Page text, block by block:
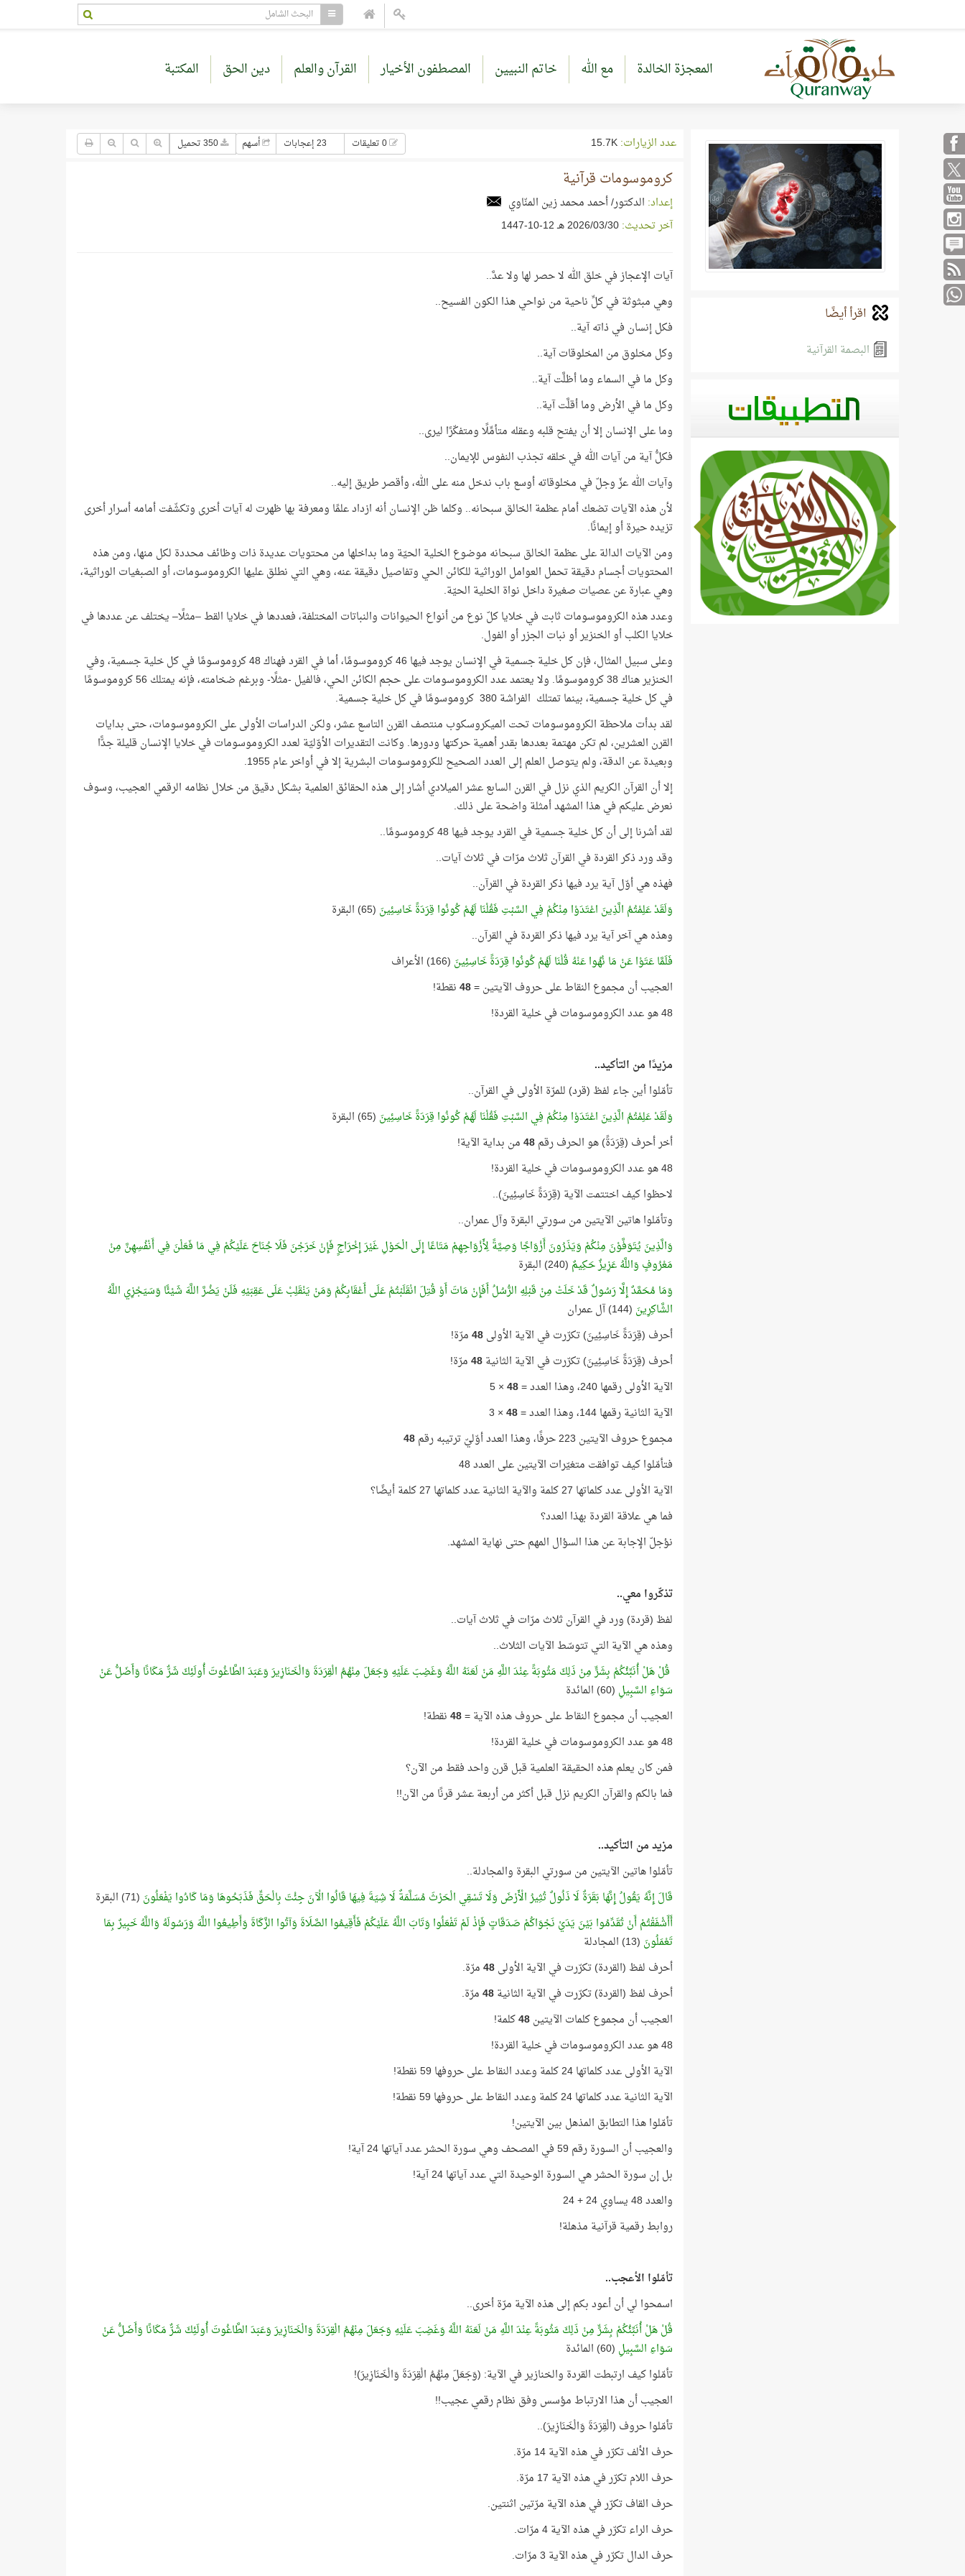
المعجزة الخالدة مع الله خاتم النبيين المصطفون الأخيار القرآن والعلم دين الحق المكتبة
اقرأ أيضًا
البصمة القرآنية
عدد الزيارات: 23 إعجابات أسهم
كروموسومات قرآنية
إعداد: الدكتور/ أحمد محمد زين المنّاوي
آخر تحديث:30‏/03‏/2026 هـ 12-10-1447
آيات الإعجاز في خلق الله لا حصر لها ولا عدَّ..
وهي مبثوثة في كلِّ ناحية من نواحي هذا الكون الفسيح..
فكل إنسان في ذاته آية..
وكل مخلوق من المخلوقات آية..
وكل ما في السماء وما أظلَّت آية..
وكل ما في الأرض وما أقلَّت آية..
وما على الإنسان إلا أن يفتح قلبه وعقله متأمِّلًا ومتفكّرًا ليرى..
فكلُّ آية من آيات الله في خلقه تجذب النفوس للإيمان..
وآيات الله عزّ وجلّ في مخلوقاته أوسع باب ندخل منه على الله، وأقصر طريق إليه..
لأن هذه الآيات تضعك أمام عظمة الخالق سبحانه.. وكلما ظن الإنسان أنه ازداد علمًا ومعرفة بها ظهرت له آيات أخرى وتكشّفت أمامه أسرار أخرى
تزيده حيرة أو إيمانًا.
ومن الآيات الدالة على عظمة الخالق سبحانه موضوع الخلية الحيّة وما بداخلها من محتويات عديدة ذات وظائف محددة لكل منها، ومن هذه
المحتويات أجسام دقيقة تحمل العوامل الوراثية للكائن الحي وتفاصيل دقيقة عنه، وهي التي نطلق عليها الكروموسومات، أو الصبغيات الوراثية،
وهي عبارة عن عصيات صغيرة داخل نواة الخلية الحيّة.
وعدد هذه الكروموسومات ثابت في خلايا كلّ نوع من أنواع الحيوانات والنباتات المختلفة، فعددها في خلايا القط –مثلًا– يختلف عن عددها في
خلايا الكلب أو الخنزير أو نبات الجزر أو الفول.
وعلى سبيل المثال، فإن كل خلية جسمية في الإنسان يوجد فيها 46 كروموسومًا، أما في القرد فهناك 48 كروموسومًا في كل خلية جسمية، وفي
الخنزير هناك 38 كروموسومًا. ولا يعتمد عدد الكروموسومات على حجم الكائن الحي، فالفيل -مثلًا- وبرغم ضخامته، فإنه يمتلك 56 كروموسومًا
في كل خلية جسمية، بينما تمتلك الفراشة380 كروموسومًا في كل خلية جسمية.
لقد بدأت ملاحظة الكروموسومات تحت الميكروسكوب منتصف القرن التاسع عشر، ولكن الدراسات الأولى على الكروموسومات، حتى بدايات
القرن العشرين، لم تكن مهتمة بعددها بقدر أهمية حركتها ودورها. وكانت التقديرات الأوّليّة لعدد الكروموسومات في خلايا الإنسان قليلة جدًّا
وبعيدة عن الدقة، ولم يتوصل العلم إلى العدد الصحيح للكروموسومات البشرية إلا في أواخر عام 1955.
إلا أن القرآن الكريم الذي نزل في القرن السابع عشر الميلادي أشار إلى هذه الحقائق العلمية بشكل دقيق من خلال نظامه الرقمي العجيب، وسوف
نعرض عليكم في هذا المشهد أمثلة واضحة على ذلك.
لقد أشرنا إلى أن كل خلية جسمية في القرد يوجد فيها 48 كروموسومًا..
وقد ورد ذكر القردة في القرآن ثلاث مرّات في ثلاث آيات..
فهذه هي أوّل آية يرد فيها ذكر القردة في القرآن..
وَلَقَدْ عَلِمْتُمُ الَّذِينَ اعْتَدَوْا مِنْكُمْ فِي السَّبْتِ فَقُلْنَا لَهُمْ كُونُوا قِرَدَةً خَاسِئِينَ (65) البقرة
وهذه هي آخر آية يرد فيها ذكر القردة في القرآن..
فَلَمَّا عَتَوْا عَنْ مَا نُهُوا عَنْهُ قُلْنَا لَهُمْ كُونُوا قِرَدَةً خَاسِئِينَ (166) الأعراف
العجيب أن مجموع النقاط على حروف الآيتين =48نقطة!
48 هو عدد الكروموسومات في خلية القردة!
مزيدًا من التأكيد..
تأمّلوا أين جاء لفظ (قرد) للمرّة الأولى في القرآن..
وَلَقَدْ عَلِمْتُمُ الَّذِينَ اعْتَدَوْا مِنْكُمْ فِي السَّبْتِ فَقُلْنَا لَهُمْ كُونُوا قِرَدَةً خَاسِئِينَ (65) البقرة
أخر أحرف (قِرَدَةً) هو الحرف رقم48من بداية الآية!
48 هو عدد الكروموسومات في خلية القردة!
لاحظوا كيف اختتمت الآية (قِرَدَةً خَاسِئِينَ)..
وتأمّلوا هاتين الآيتين من سورتي البقرة وآل عمران..
وَالَّذِينَ يُتَوَفَّوْنَ مِنْكُمْ وَيَذَرُونَ أَزْوَاجًا وَصِيَّةً لِأَزْوَاجِهِمْ مَتَاعًا إِلَى الْحَوْلِ غَيْرَ إِخْرَاجٍ فَإِنْ خَرَجْنَ فَلَا جُنَاحَ عَلَيْكُمْ فِي مَا فَعَلْنَ فِي أَنْفُسِهِنَّ مِنْ
مَعْرُوفٍ وَاللَّهُ عَزِيزٌ حَكِيمٌ (240) البقرة
وَمَا مُحَمَّدٌ إِلَّا رَسُولٌ قَدْ خَلَتْ مِنْ قَبْلِهِ الرُّسُلُ أَفَإِنْ مَاتَ أَوْ قُتِلَ انْقَلَبْتُمْ عَلَى أَعْقَابِكُمْ وَمَنْ يَنْقَلِبْ عَلَى عَقِبَيْهِ فَلَنْ يَضُرَّ اللَّهَ شَيْئًا وَسَيَجْزِي اللَّهُ
الشَّاكِرِينَ (144) آل عمران
أحرف (قِرَدَةً خَاسِئِينَ) تكرّرت في الآية الأولى48مرّة!
أحرف (قِرَدَةً خَاسِئِينَ) تكرّرت في الآية الثانية48مرّة!
الآية الأولى رقمها 240، وهذا العدد =
48
× 5
الآية الثانية رقمها 144، وهذا العدد =
48
× 3
مجموع حروف الآيتين 223 حرفًا، وهذا العدد أوّليّ ترتيبه رقم
48
فتأمّلوا كيف توافقت متغيّرات الآيتين على العدد 48
الآية الأولى عدد كلماتها 27 كلمة والآية الثانية عدد كلماتها 27 كلمة أيضًا؟
فما هي علاقة القردة بهذا العدد؟
نؤجلّ الإجابة عن هذا السؤال المهم حتى نهاية المشهد.
تذكّروا معي..
لفظ (قردة) ورد في القرآن ثلاث مرّات في ثلاث آيات..
وهذه هي الآية التي تتوسّط الآيات الثلاث..
قُلْ هَلْ أُنَبِّئُكُمْ بِشَرٍّ مِنْ ذَلِكَ مَثُوبَةً عِنْدَ اللَّهِ مَنْ لَعَنَهُ اللَّهُ وَغَضِبَ عَلَيْهِ وَجَعَلَ مِنْهُمُ الْقِرَدَةَ وَالْخَنَازِيرَ وَعَبَدَ الطَّاغُوتَ أُولَئِكَ شَرٌّ مَكَانًا وَأَضَلُّ عَنْ
سَوَاءِ السَّبِيلِ (60) المائدة
العجيب أن مجموع النقاط على حروف هذه الآية =48نقطة!
48 هو عدد الكروموسومات في خلية القردة!
فمن كان يعلم هذه الحقيقة العلمية قبل قرن واحد فقط من الآن؟
فما بالكم والقرآن الكريم نزل قبل أكثر من أربعة عشر قرنًا من الآن!!
مزيد من التأكيد..
تأمّلوا هاتين الآيتين من سورتي البقرة والمجادلة..
قَالَ إِنَّهُ يَقُولُ إِنَّهَا بَقَرَةٌ لَا ذَلُولٌ تُثِيرُ الْأَرْضَ وَلَا تَسْقِي الْحَرْثَ مُسَلَّمَةٌ لَا شِيَةَ فِيهَا قَالُوا الْآنَ جِئْتَ بِالْحَقِّ فَذَبَحُوهَا وَمَا كَادُوا يَفْعَلُونَ (71) البقرة
أَأَشْفَقْتُمْ أَنْ تُقَدِّمُوا بَيْنَ يَدَيْ نَجْوَاكُمْ صَدَقَاتٍ فَإِذْ لَمْ تَفْعَلُوا وَتَابَ اللَّهُ عَلَيْكُمْ فَأَقِيمُوا الصَّلَاةَ وَآتُوا الزَّكَاةَ وَأَطِيعُوا اللَّهَ وَرَسُولَهُ وَاللَّهُ خَبِيرٌ بِمَا
تَعْمَلُونَ (13) المجادلة
أحرف لفظ (القردة) تكرّرت في الآية الأولى48مرّة.
أحرف لفظ (القردة) تكرّرت في الآية الثانية48مرّة.
العجيب أن مجموع كلمات الآيتين48كلمة!
48 هو عدد الكروموسومات في خلية القردة!
الآية الأولى عدد كلماتها 24 كلمة وعدد النقاط على حروفها 59 نقطة!
الآية الثانية عدد كلماتها 24 كلمة وعدد النقاط على حروفها 59 نقطة!
تأمّلوا هذا التطابق المذهل بين الآيتين!
والعجيب أن السورة رقم 59 في المصحف وهي سورة الحشر عدد آياتها 24 آية!
بل إن سورة الحشر هي السورة الوحيدة التي عدد آياتها 24 آية!
والعدد 48 يساوي 24 + 24
روابط رقمية قرآنية مذهلة!
تأمّلوا الأعجب..
اسمحوا لي أن أعود بكم إلى هذه الآية مرّة أخرى..
قُلْ هَلْ أُنَبِّئُكُمْ بِشَرٍّ مِنْ ذَلِكَ مَثُوبَةً عِنْدَ اللَّهِ مَنْ لَعَنَهُ اللَّهُ وَغَضِبَ عَلَيْهِ وَجَعَلَ مِنْهُمُ الْقِرَدَةَ وَالْخَنَازِيرَ وَعَبَدَ الطَّاغُوتَ أُولَئِكَ شَرٌّ مَكَانًا وَأَضَلُّ عَنْ
سَوَاءِ السَّبِيلِ (60) المائدة
تأمّلوا كيف ارتبطت القردة والخنازير في الآية: (وَجَعَلَ مِنْهُمُ الْقِرَدَةَ وَالْخَنَازِيرَ)!
العجيب أن هذا الارتباط مؤسس وفق نظام رقمي عجيب!!
تأمّلوا حروف (الْقِرَدَةَ وَالْخَنَازِيرَ)..
حرف الألف تكرّر في هذه الآية 14 مرّة.
حرف اللام تكرّر في هذه الآية 17 مرّة.
حرف القاف تكرّر في هذه الآية مرّتين اثنتين.
حرف الراء تكرّر في هذه الآية 4 مرّات.
حرف الدال تكرّر في هذه الآية 3 مرّات.